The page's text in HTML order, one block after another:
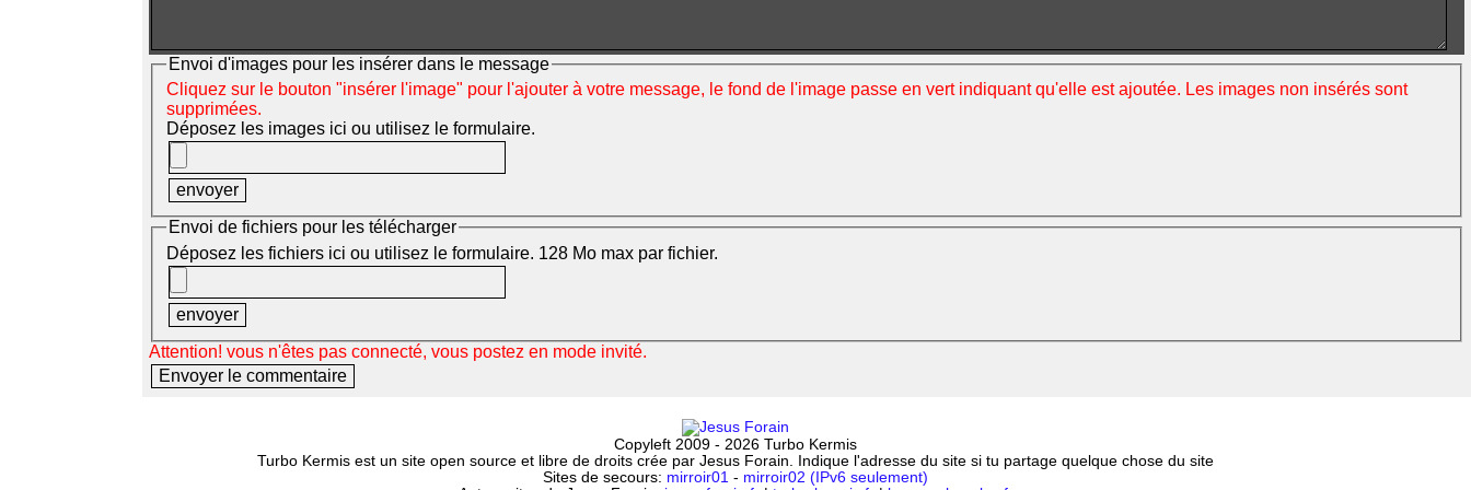
Envoi d'images pour les insérer dans le message
Cliquez sur le bouton "insérer l'image" pour l'ajouter à votre message, le fond de l'image passe en vert indiquant qu'elle est ajoutée. Les images non insérés sont
supprimées.
Déposez les images ici ou utilisez le formulaire.
Envoi de fichiers pour les télécharger
Déposez les fichiers ici ou utilisez le formulaire. 128 Mo max par fichier.
Attention! vous n'êtes pas connecté, vous postez en mode invité.
Copyleft 2009 - 2026 Turbo Kermis
Turbo Kermis est un site open source et libre de droits crée par Jesus Forain. Indique l'adresse du site si tu partage quelque chose du site
Sites de secours: mirroir01 - mirroir02 (IPv6 seulement)